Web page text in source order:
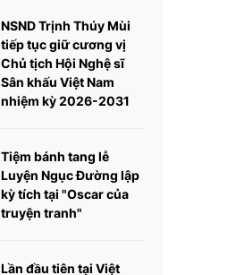
NSND Trịnh Thúy Mùi
tiếp tục giữ cương vị
Chủ tịch Hội Nghệ sĩ
Sân khấu Việt Nam
nhiệm kỳ 2026-2031
Tiệm bánh tang lễ
Luyện Ngục Đường lập
kỳ tích tại "Oscar của
truyện tranh"
Lần đầu tiên tại Việt